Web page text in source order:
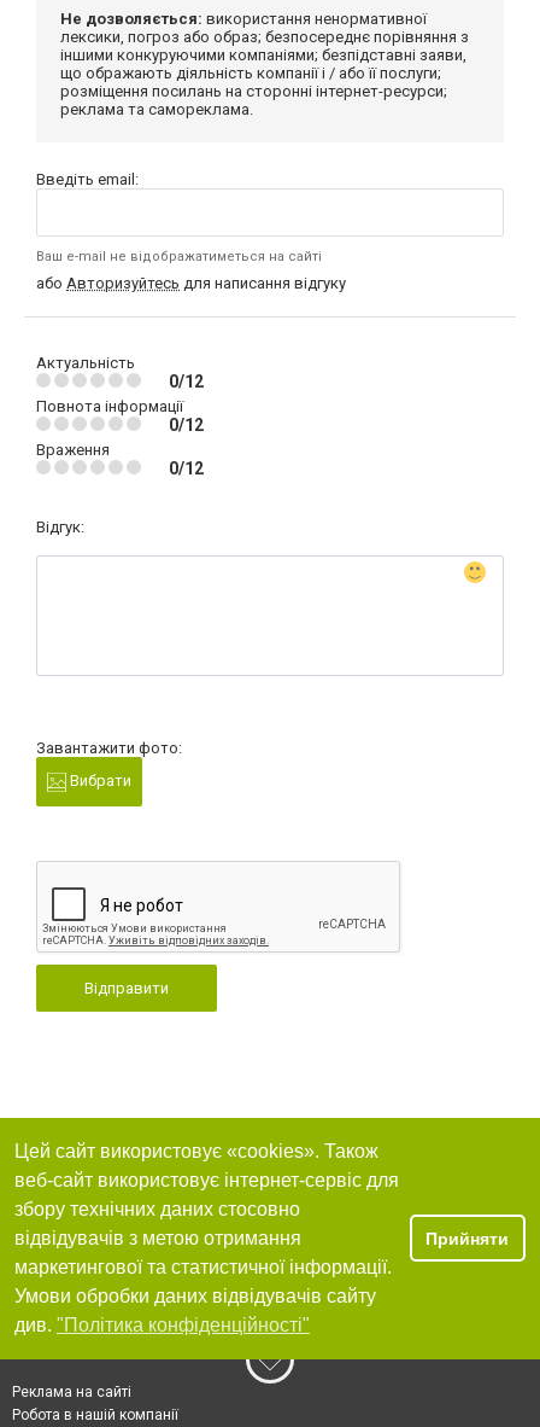
Не дозволяється: використання ненормативної
лексики, погроз або образ; безпосереднє порівняння з
іншими конкуруючими компаніями; безпідставні заяви,
що ображають діяльність компанії і / або її послуги;
розміщення посилань на сторонні інтернет-ресурси;
реклама та самореклама.
Введіть email:
Ваш e-mail не відображатиметься на сайті
або Авторизуйтесь для написання відгуку
Актуальність
0/12
Повнота інформації
0/12
Враження
0/12
Відгук:
Завантажити фото:
Вибрати
Відправити
Цей сайт використовує «cookies». Також
веб-сайт використовує інтернет-сервіс для
збору технічних даних стосовно
відвідувачів з метою отримання
маркетингової та статистичної інформації.
Умови обробки даних відвідувачів сайту
див. "Політика конфіденційності"
Прийняти
Реклама на сайті
Робота в нашій компанії